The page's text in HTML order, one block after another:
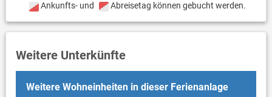
Ankunfts- und
Abreisetag können gebucht werden.
Weitere Unterkünfte
Weitere Wohneinheiten in dieser Ferienanlage